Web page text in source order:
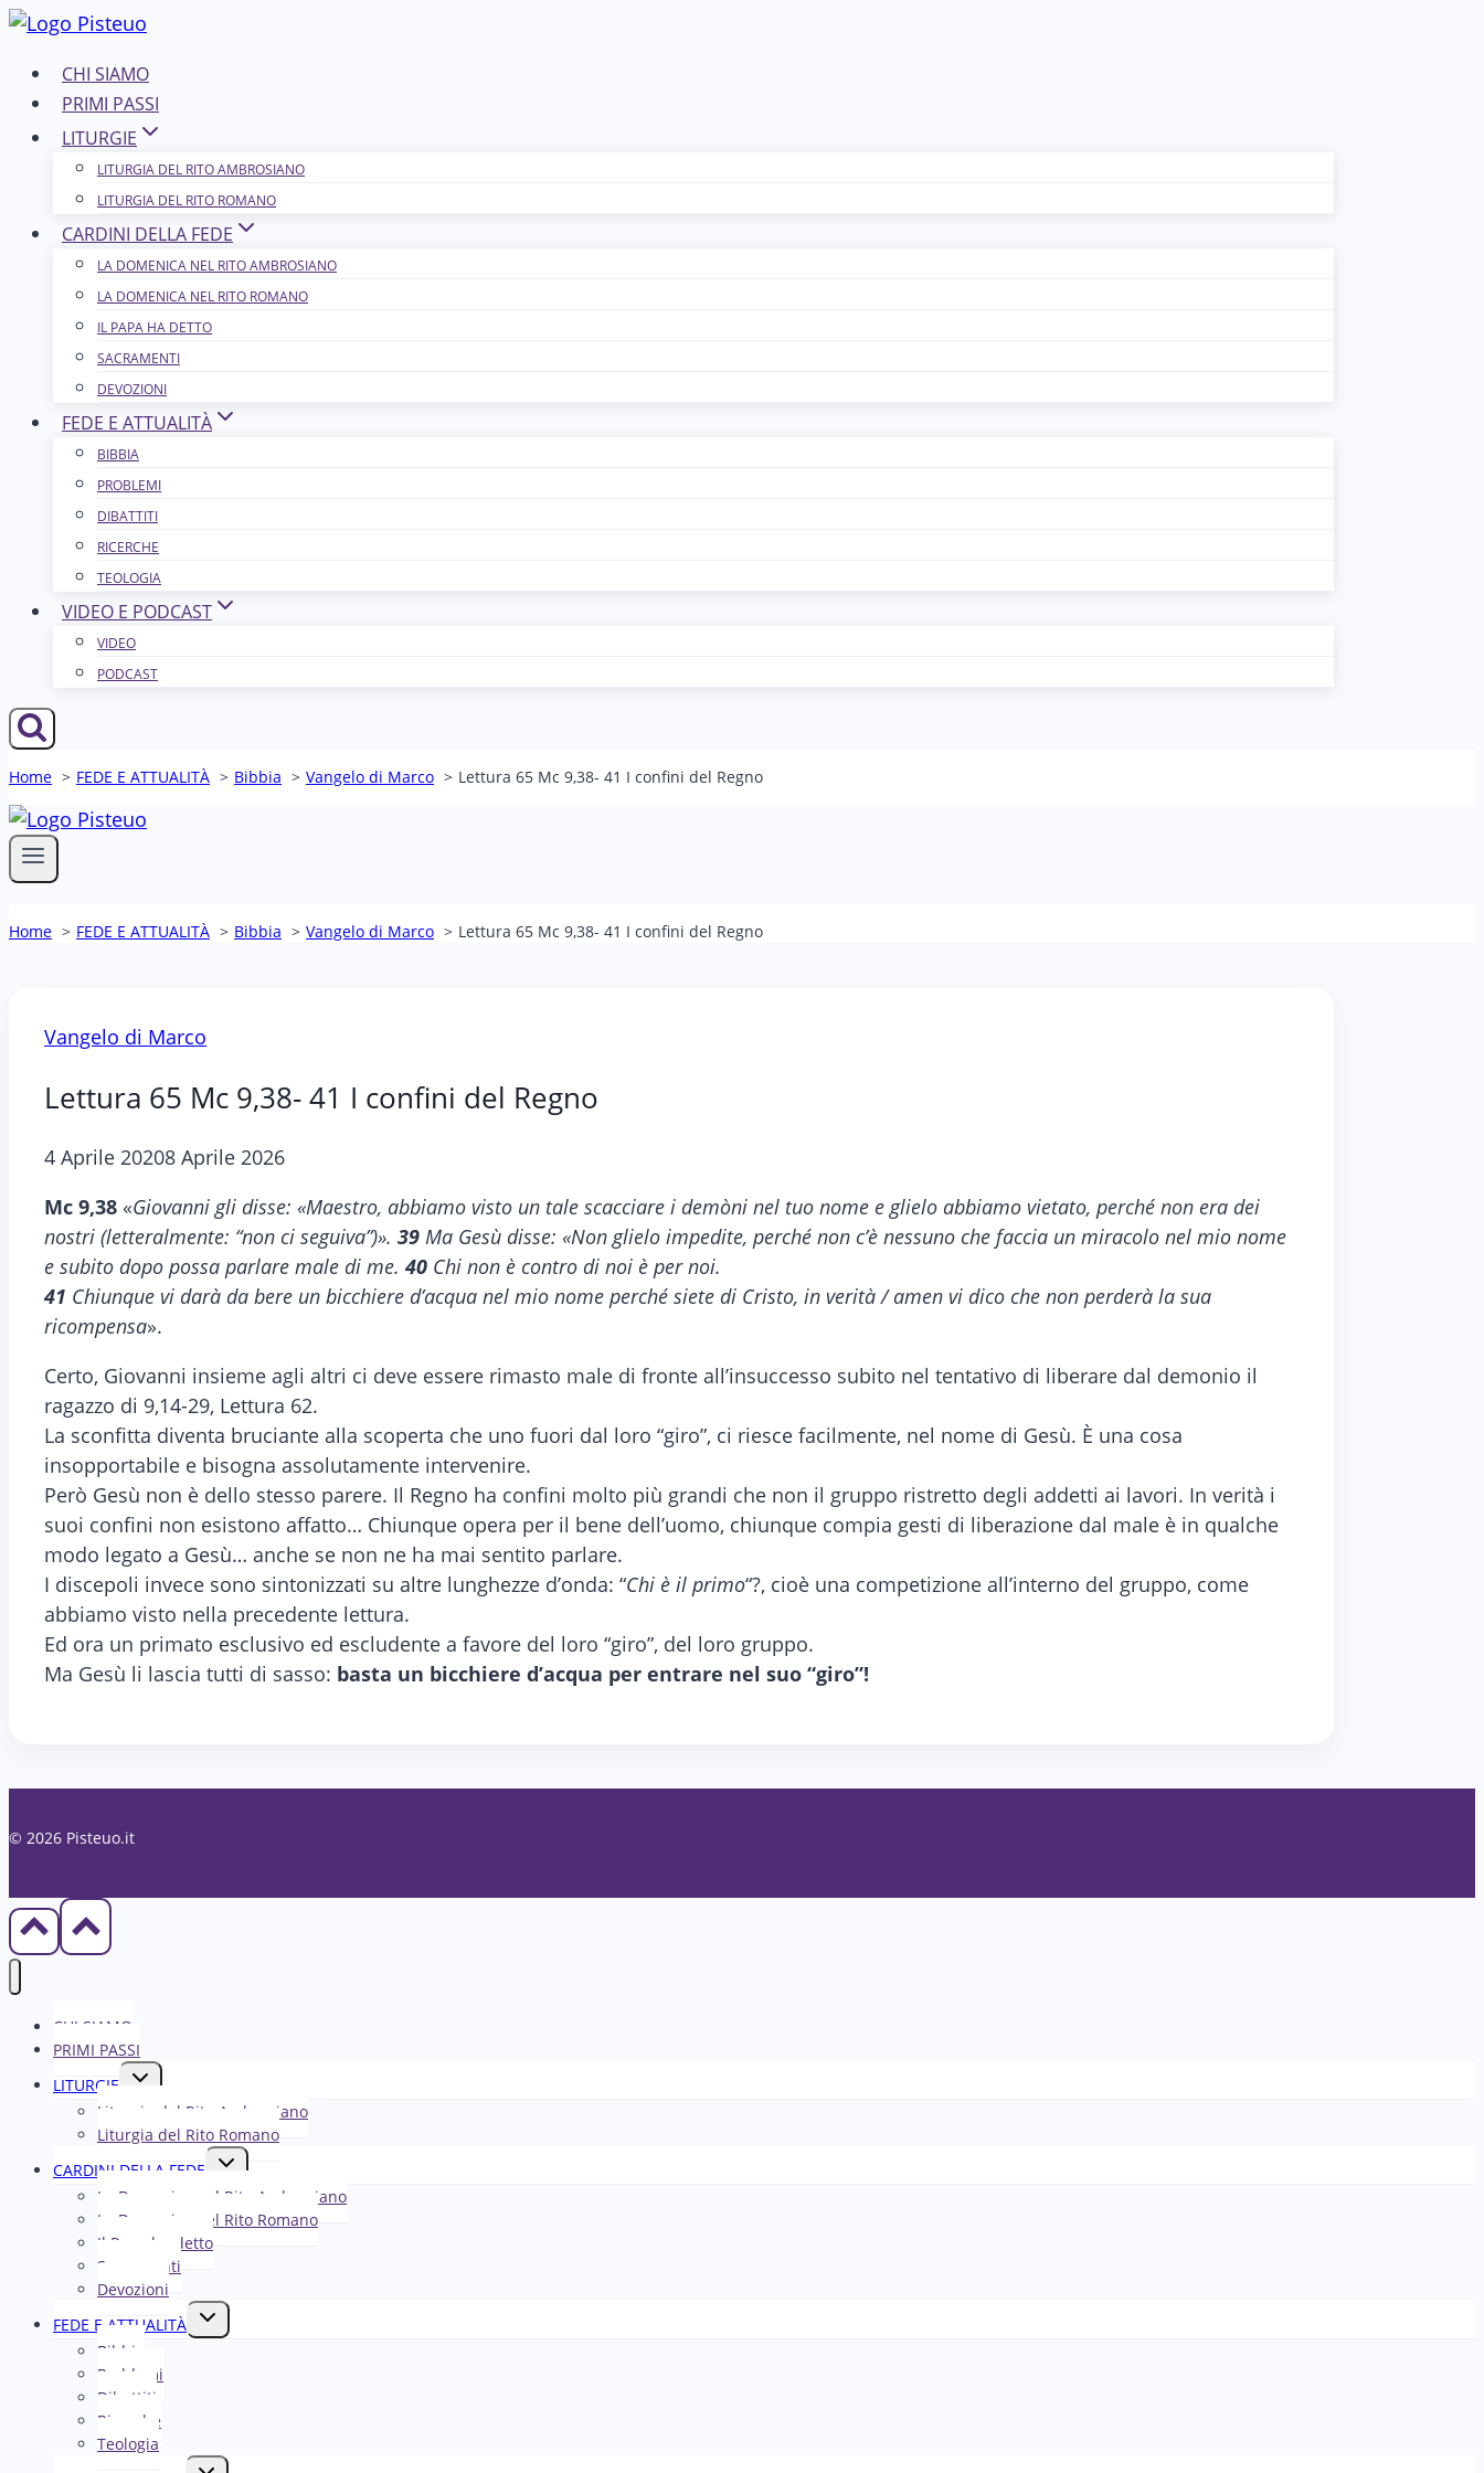
Salta
contenutoCHI SIAMO
PRIMI PASSI
LITURGIE
LITURGIA DEL RITO AMBROSIANO
LITURGIA DEL RITO ROMANO
CARDINI DELLA FEDE
LA DOMENICA NEL R​​​​​​ITO AMBROSIANO
LA DOMENICA NEL RITO ROMANO
IL PAPA HA DETTO
SACRAMENTI
DEVOZIONI
FEDE E ATTUALITÀ
BIBBIA
PROBLEMI
DIBATTITI
RICERCHE
TEOLOGIA
VIDEO E PODCAST
VIDEO
PODCAST
Home FEDE E ATTUALITÀ Bibbia Vangelo di Marco Lettura 65 Mc 9,38- 41 I confini del Regno
Home FEDE E ATTUALITÀ Bibbia Vangelo di Marco Lettura 65 Mc 9,38- 41 I confini del Regno
Vangelo di Marco
Lettura 65 Mc 9,38- 41 I confini del Regno
4 Aprile 20208 Aprile 2026
Mc 9,38 «Giovanni gli disse: «Maestro, abbiamo visto un tale scacciare i demòni nel tuo nome e glielo abbiamo vietato, perché non era dei
nostri (letteralmente: “non ci seguiva”)». 39 Ma Gesù disse: «Non glielo impedite, perché non c’è nessuno che faccia un miracolo nel mio nome
e subito dopo possa parlare male di me. 40 Chi non è contro di noi è per noi.
41 Chiunque vi darà da bere un bicchiere d’acqua nel mio nome perché siete di Cristo, in verità / amen vi dico che non perderà la sua
ricompensa».
Certo, Giovanni insieme agli altri ci deve essere rimasto male di fronte all’insuccesso subito nel tentativo di liberare dal demonio il
ragazzo di 9,14-29, Lettura 62.
La sconfitta diventa bruciante alla scoperta che uno fuori dal loro “giro”, ci riesce facilmente, nel nome di Gesù. È una cosa
insopportabile e bisogna assolutamente intervenire.
Però Gesù non è dello stesso parere. Il Regno ha confini molto più grandi che non il gruppo ristretto degli addetti ai lavori. In verità i
suoi confini non esistono affatto… Chiunque opera per il bene dell’uomo, chiunque compia gesti di liberazione dal male è in qualche
modo legato a Gesù… anche se non ne ha mai sentito parlare.
I discepoli invece sono sintonizzati su altre lunghezze d’onda: “Chi è il primo“?, cioè una competizione all’interno del gruppo, come
abbiamo visto nella precedente lettura.
Ed ora un primato esclusivo ed escludente a favore del loro “giro”, del loro gruppo.
Ma Gesù li lascia tutti di sasso: basta un bicchiere d’acqua per entrare nel suo “giro”!
© 2026 Pisteuo.it
CHI SIAMO
PRIMI PASSI
LITURGIE
Alterna
figlio
Liturgia del Rito Ambrosiano
Liturgia del Rito Romano
CARDINI DELLA FEDE
Alterna
figlio
La Domenica nel R​​​​​​ito Ambrosiano
La Domenica nel Rito Romano
Il Papa ha detto
Sacramenti
Devozioni
FEDE E ATTUALITÀ
Alterna
menu
Bibbia
Problemi
Dibattiti
Ricerche
Teologia
Alterna